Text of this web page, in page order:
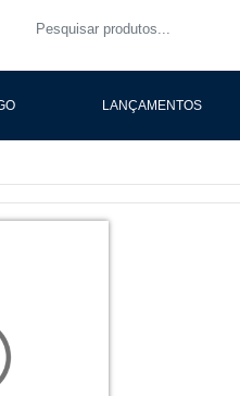
LANÇAMENTOS